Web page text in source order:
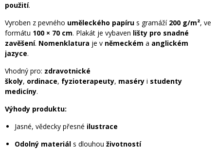
použití.
Vyroben z pevného uměleckého papíru s gramáží 200 g/m², ve
formátu 100 × 70 cm. Plakát je vybaven lišty pro snadné
zavěšení. Nomenklatura je v německém a anglickém
jazyce.
Vhodný pro: zdravotnické
školy, ordinace, fyzioterapeuty, maséry i studenty
medicíny.
Výhody produktu:
Jasné, vědecky přesné ilustrace
Odolný materiál s dlouhou životností